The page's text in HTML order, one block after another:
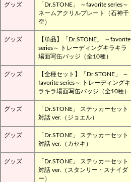
グッズ
「Dr.STONE」 ～favorite series～
ネームアクリルプレート（石神千
空）
グッズ
【単品】「Dr.STONE」 ～favorite
series～ トレーディングキラキラ
場面写缶バッジ（全10種）
グッズ
【全種セット】「Dr.STONE」 ～
favorite series～ トレーディングキ
ラキラ場面写缶バッジ（全10種）
グッズ
「Dr.STONE」 ステッカーセット
対話 ver.（ジョエル）
グッズ
「Dr.STONE」 ステッカーセット
対話 ver.（カセキ）
グッズ
「Dr.STONE」 ステッカーセット
対話 ver.（スタンリー・スナイダ
ー）